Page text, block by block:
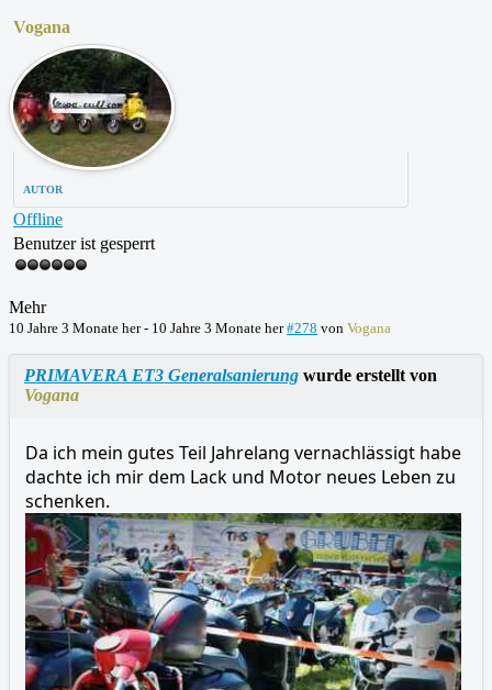
Vogana
AUTOR
Offline
Benutzer ist gesperrt
Mehr
10 Jahre 3 Monate her- 10 Jahre 3 Monate her #278 von Vogana
PRIMAVERA ET3 Generalsanierung wurde erstellt von
Vogana
Da ich mein gutes Teil Jahrelang vernachlässigt habe
dachte ich mir dem Lack und Motor neues Leben zu
schenken.